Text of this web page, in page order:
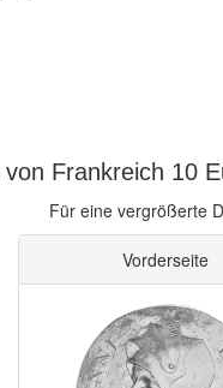
Frankreich 10
Für eine vergrößerte
Vorderseite